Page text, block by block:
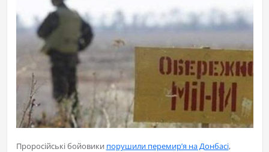
Проросійські бойовики порушили перемир’я на Донбасі,